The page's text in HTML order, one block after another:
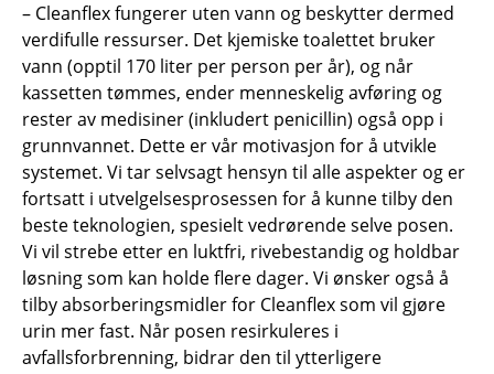
– Cleanflex fungerer uten vann og beskytter dermed
verdifulle ressurser. Det kjemiske toalettet bruker
vann (opptil 170 liter per person per år), og når
kassetten tømmes, ender menneskelig avføring og
rester av medisiner (inkludert penicillin) også opp i
grunnvannet. Dette er vår motivasjon for å utvikle
systemet. Vi tar selvsagt hensyn til alle aspekter og er
fortsatt i utvelgelsesprosessen for å kunne tilby den
beste teknologien, spesielt vedrørende selve posen.
Vi vil strebe etter en luktfri, rivebestandig og holdbar
løsning som kan holde flere dager. Vi ønsker også å
tilby absorberingsmidler for Cleanflex som vil gjøre
urin mer fast. Når posen resirkuleres i
avfallsforbrenning, bidrar den til ytterligere